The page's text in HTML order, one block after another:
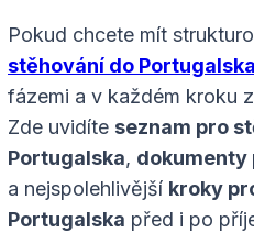
Pokud chcete mít
stěhování do Portugalska
fázemi a v každém kroku
Zde uvidíte seznam pro
Portugalska, dokumenty
a nejspolehlivější kroky
Portugalska před i po